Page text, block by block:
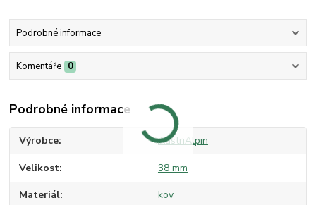
Podrobné informace
Komentáře 0
Podrobné informace
Výrobce AustriAlpin
Velikost 38 mm
Materiál kov